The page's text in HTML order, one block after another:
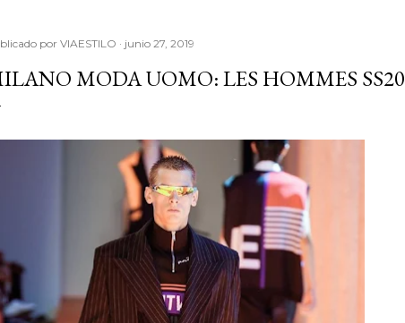
por VIAESTILO junio 27, 2019
MODA UOMO: LES HOMMES SS20